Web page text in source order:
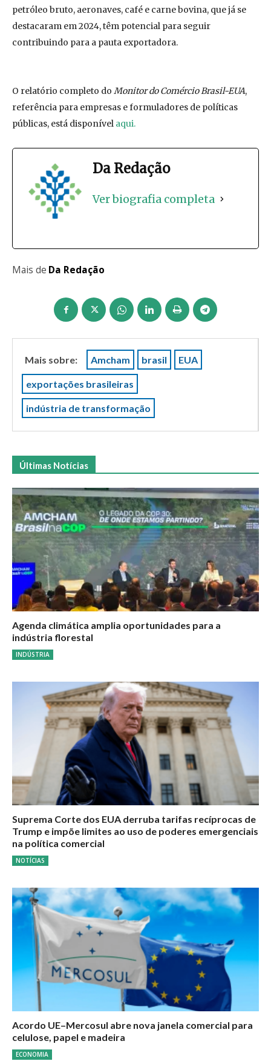
petróleo bruto, aeronaves, café e carne bovina, que já se
destacaram em 2024, têm potencial para seguir
contribuindo para a pauta exportadora.
O relatório completo do Monitor do Comércio Brasil-EUA,
referência para empresas e formuladores de políticas
públicas, está disponível aqui.
Da Redação
Ver biografia completa
Mais de Da Redação
Mais sobre: Amcham brasil EUA
exportações brasileiras
indústria de transformação
Últimas Notícias
Agenda climática amplia oportunidades para a
indústria florestal
INDÚSTRIA
Suprema Corte dos EUA derruba tarifas recíprocas de
Trump e impõe limites ao uso de poderes emergenciais
na política comercial
NOTÍCIAS
Acordo UE–Mercosul abre nova janela comercial para
celulose, papel e madeira
ECONOMIA